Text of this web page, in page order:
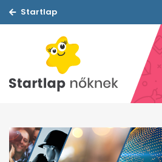
Startlap